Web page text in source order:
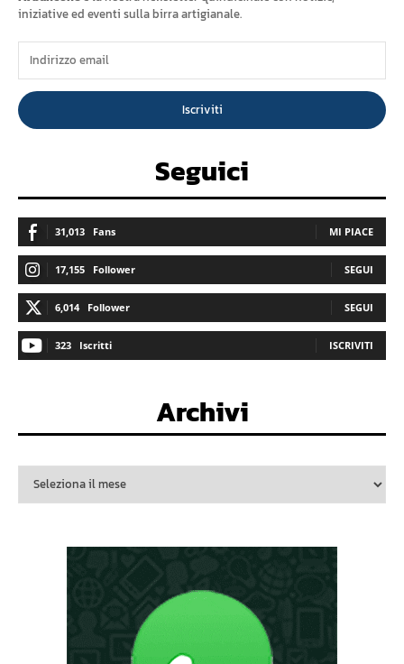
iniziative ed eventi sulla birra artigianale.
Iscriviti
Seguici
31,013 Fans MI PIACE
17,155 Follower SEGUI
6,014 Follower SEGUI
323 Iscritti ISCRIVITI
Archivi